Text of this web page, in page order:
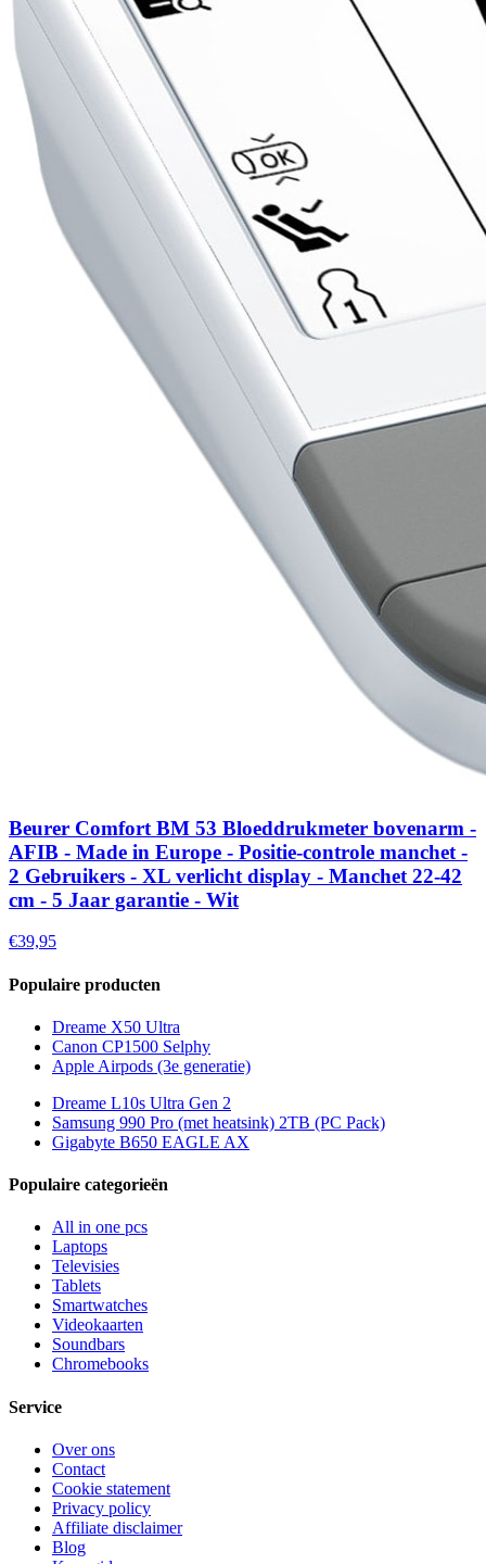
Beurer Comfort BM 53 Bloeddrukmeter bovenarm -
AFIB - Made in Europe - Positie-controle manchet -
2 Gebruikers - XL verlicht display - Manchet 22-42
cm - 5 Jaar garantie - Wit
€39,95
Populaire producten
Dreame X50 Ultra
Canon CP1500 Selphy
Apple Airpods (3e generatie)
Dreame L10s Ultra Gen 2
Samsung 990 Pro (met heatsink) 2TB (PC Pack)
Gigabyte B650 EAGLE AX
Populaire categorieën
All in one pcs
Laptops
Televisies
Tablets
Smartwatches
Videokaarten
Soundbars
Chromebooks
Service
Over ons
Contact
Cookie statement
Privacy policy
Affiliate disclaimer
Blog